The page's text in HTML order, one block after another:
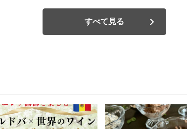
すべて見る